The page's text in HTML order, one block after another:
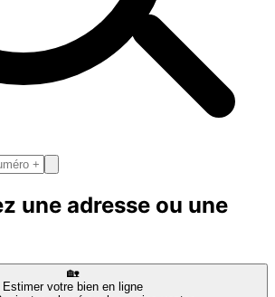
une adresse ou une
🏡
Estimer votre bien en ligne